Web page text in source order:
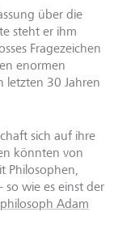
über die
steht er ihm
Fragezeichen
enormen
letzten 30 Jahren
sich auf ihre
könnten von
Philosophen,
wie es einst der
Adam